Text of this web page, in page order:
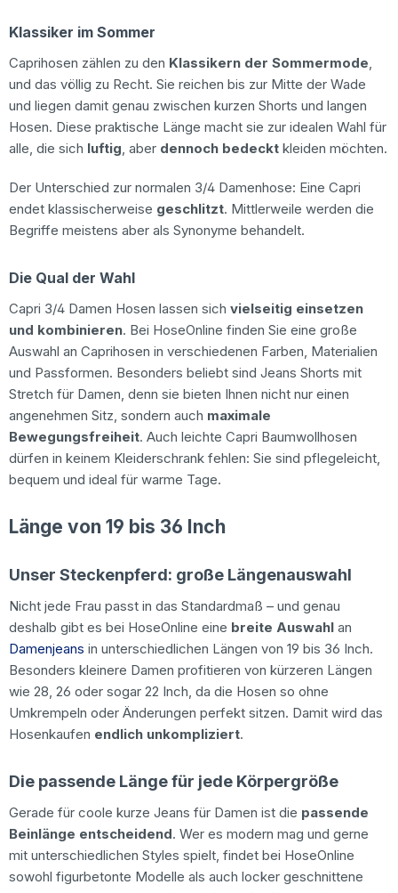
Klassiker im Sommer
Caprihosen zählen zu den Klassikern der Sommermode,
und das völlig zu Recht. Sie reichen bis zur Mitte der Wade
und liegen damit genau zwischen kurzen Shorts und langen
Hosen. Diese praktische Länge macht sie zur idealen Wahl für
alle, die sich luftig, aber dennoch bedeckt kleiden möchten.
Der Unterschied zur normalen 3/4 Damenhose: Eine Capri
endet klassischerweise geschlitzt. Mittlerweile werden die
Begriffe meistens aber als Synonyme behandelt.
Die Qual der Wahl
Capri 3/4 Damen Hosen lassen sich vielseitig einsetzen
und kombinieren. Bei HoseOnline finden Sie eine große
Auswahl an Caprihosen in verschiedenen Farben, Materialien
und Passformen. Besonders beliebt sind Jeans Shorts mit
Stretch für Damen, denn sie bieten Ihnen nicht nur einen
angenehmen Sitz, sondern auch maximale
Bewegungsfreiheit. Auch leichte Capri Baumwollhosen
dürfen in keinem Kleiderschrank fehlen: Sie sind pflegeleicht,
bequem und ideal für warme Tage.
Länge von 19 bis 36 Inch
Unser Steckenpferd: große Längenauswahl
Nicht jede Frau passt in das Standardmaß – und genau
deshalb gibt es bei HoseOnline eine breite Auswahl an
Damenjeans in unterschiedlichen Längen von 19 bis 36 Inch.
Besonders kleinere Damen profitieren von kürzeren Längen
wie 28, 26 oder sogar 22 Inch, da die Hosen so ohne
Umkrempeln oder Änderungen perfekt sitzen. Damit wird das
Hosenkaufen endlich unkompliziert.
Die passende Länge für jede Körpergröße
Gerade für coole kurze Jeans für Damen ist die passende
Beinlänge entscheidend. Wer es modern mag und gerne
mit unterschiedlichen Styles spielt, findet bei HoseOnline
sowohl figurbetonte Modelle als auch locker geschnittene